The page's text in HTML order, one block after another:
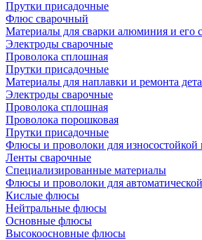
Прутки присадочные
Флюс сварочный
Материалы для сварки алюминия и его
Электроды сварочные
Проволока сплошная
Прутки присадочные
Материалы для наплавки и ремонта
Электроды сварочные
Проволока сплошная
Проволока порошковая
Прутки присадочные
Флюсы и проволоки для износостойкой
Ленты сварочные
Специализированные материалы
Флюсы и проволоки для
Кислые флюсы
Нейтральные флюсы
Основные флюсы
Высокоосновные флюсы